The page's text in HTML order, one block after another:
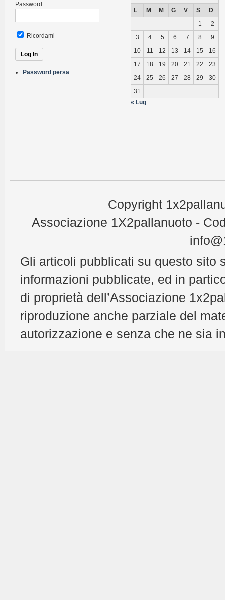
Password
Ricordami
Password persa
L
M M G V S
D
1
2
3
4 5 6 7 8
9
10
11 12 13 14 15
16
17
18 19 20 21 22
23
24
25 26 27 28 29
30
31
« Lug
Copyright
Associazione 1X2pallanuoto -
Gli articoli pubblicati su questo sito
informazioni pubblicate, ed in
di proprietà dell’Associazione
riproduzione anche parziale del
autorizzazione e senza che ne sia